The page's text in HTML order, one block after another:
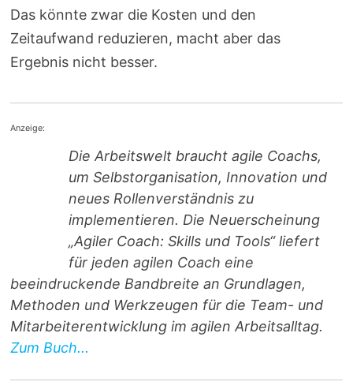
Das könnte zwar die Kosten und den
Zeitaufwand reduzieren, macht aber das
Ergebnis nicht besser.
Anzeige:
Die Arbeitswelt braucht agile Coachs,
um Selbstorganisation, Innovation und
neues Rollenverständnis zu
implementieren. Die Neuerscheinung
„Agiler Coach: Skills und Tools“ liefert
für jeden agilen Coach eine
beeindruckende Bandbreite an Grundlagen,
Methoden und Werkzeugen für die Team- und
Mitarbeiterentwicklung im agilen Arbeitsalltag.
Zum Buch...